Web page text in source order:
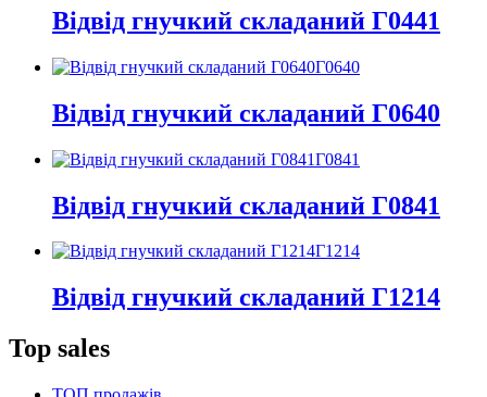
Відвід гнучкий складаний Г0441
Г0640
Відвід гнучкий складаний Г0640
Г0841
Відвід гнучкий складаний Г0841
Г1214
Відвід гнучкий складаний Г1214
Top sales